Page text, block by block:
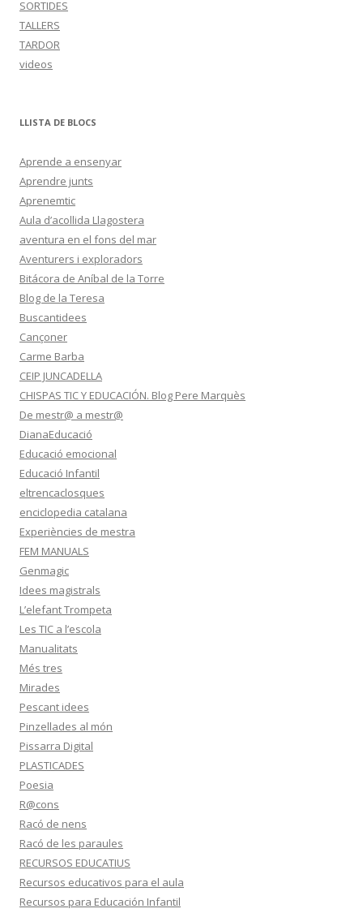
SORTIDES
TALLERS
TARDOR
videos
LLISTA DE BLOCS
Aprende a ensenyar
Aprendre junts
Aprenemtic
Aula d’acollida Llagostera
aventura en el fons del mar
Aventurers i exploradors
Bitácora de Aníbal de la Torre
Blog de la Teresa
Buscantidees
Cançoner
Carme Barba
CEIP JUNCADELLA
CHISPAS TIC Y EDUCACIÓN. Blog Pere Marquès
De mestr@ a mestr@
DianaEducació
Educació emocional
Educació Infantil
eltrencaclosques
enciclopedia catalana
Experiències de mestra
FEM MANUALS
Genmagic
Idees magistrals
L’elefant Trompeta
Les TIC a l’escola
Manualitats
Més tres
Mirades
Pescant idees
Pinzellades al món
Pissarra Digital
PLASTICADES
Poesia
R@cons
Racó de nens
Racó de les paraules
RECURSOS EDUCATIUS
Recursos educativos para el aula
Recursos para Educación Infantil